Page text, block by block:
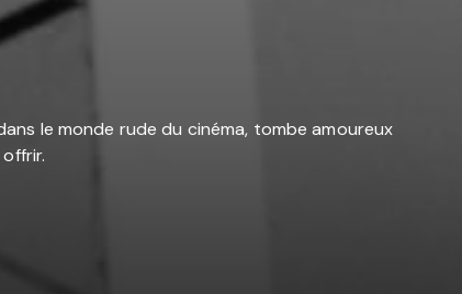
le monde rude du cinéma, tombe amoureux